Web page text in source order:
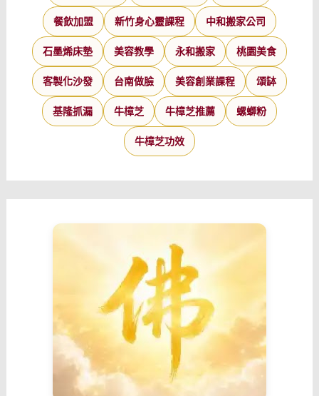
餐飲加盟 新竹身心靈課程 中和搬家公司
石墨烯床墊 美容教學 永和搬家 桃園美食
客製化沙發 台南做臉 美容創業課程 頌缽
基隆抓漏 牛樟芝 牛樟芝推薦 螺螄粉
牛樟芝功效